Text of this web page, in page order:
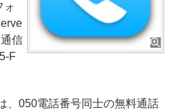
ォ
信
F
、050電話番号同士の無料通話